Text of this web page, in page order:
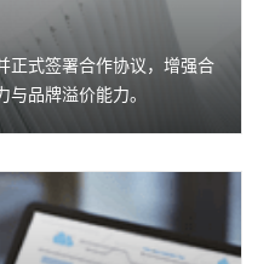
正式签署合作协议，增强合
品牌溢价能力。